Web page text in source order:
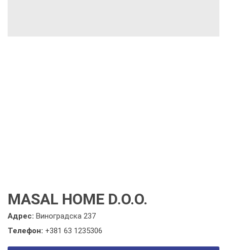
MASAL HOME D.O.O.
Адрес: Виноградска 237
Телефон: +381 63 1235306